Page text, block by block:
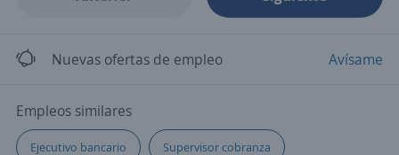
Nuevas ofertas de empleo Avísame
Empleos similares
Ejecutivo bancario Supervisor cobranza